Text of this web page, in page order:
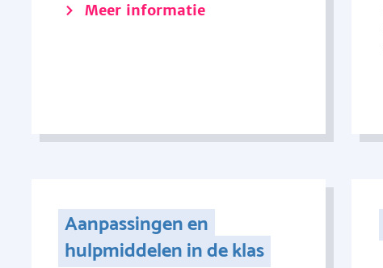
Meer informatie
Aanpassingen en
hulpmiddelen in de klas